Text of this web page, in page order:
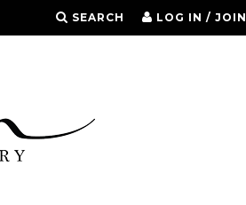
SEARCH LOG IN / JOIN